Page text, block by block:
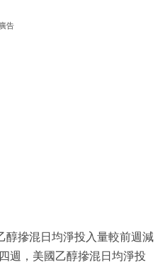
廣告
醇摻混日均淨投入量較前週減
週，美國乙醇摻混日均淨投